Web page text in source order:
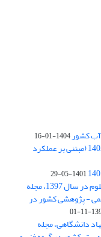
آب کشور1404-01-16
کسب رتبه الف مجلات علمی پژوهشی در ارزیابی 1402 (مبتنی بر عملکرد
1401-05-29
بر اساس ارزیابی انجام شده توسط فرهنگستان علوم در سال 1397، مجله
- پژوهشی کشور در
دانشگاهی، مجله